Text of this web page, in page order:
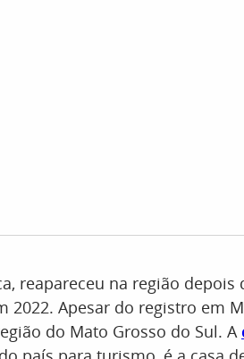
reapareceu na região depois
2022. Apesar do registro em
do Mato Grosso do Sul. A